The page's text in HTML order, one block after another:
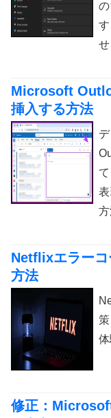
せ
Microsoft
挿入する方法
Netflixエラーコ
方法
修正：